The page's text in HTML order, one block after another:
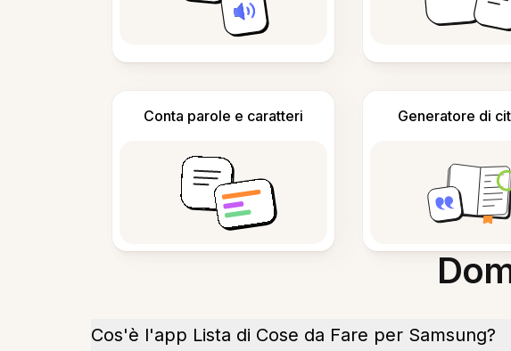
Conta parole e caratteri Generatore di
Cos'è l'app Lista di Cose da Fare per Samsung?